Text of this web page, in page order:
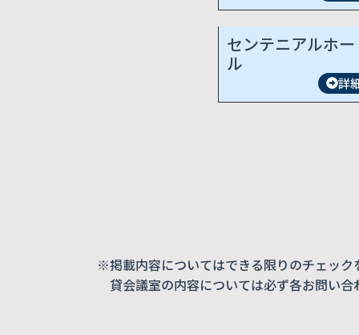
センテニアルホー
ル
詳
※掲載内容についてはできる限りのチェッ
貸会議室の内容については必ず各お問い合